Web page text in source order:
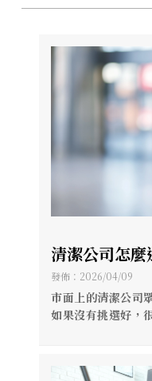
清潔公司怎
【高雄居家清
薦】
發佈：2026/04/09
市面上的清潔公司
如果沒有挑選好，